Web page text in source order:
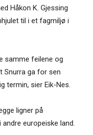
Håkon K. Gjessing
til i et fagmiljø i
samme feilene og
Snurra ga for sen
termin, sier Eik-Nes.
ligner på
europeiske land.